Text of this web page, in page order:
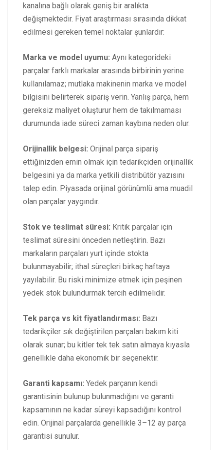
kanalına bağlı olarak geniş bir aralıkta
değişmektedir. Fiyat araştırması sırasında dikkat
edilmesi gereken temel noktalar şunlardır:
Marka ve model uyumu: Aynı kategorideki
parçalar farklı markalar arasında birbirinin yerine
kullanılamaz; mutlaka makinenin marka ve model
bilgisini belirterek sipariş verin. Yanlış parça, hem
gereksiz maliyet oluşturur hem de takılmaması
durumunda iade süreci zaman kaybına neden olur.
Orijinallik belgesi: Orijinal parça sipariş
ettiğinizden emin olmak için tedarikçiden orijinallik
belgesini ya da marka yetkili distribütör yazısını
talep edin. Piyasada orijinal görünümlü ama muadil
olan parçalar yaygındır.
Stok ve teslimat süresi: Kritik parçalar için
teslimat süresini önceden netleştirin. Bazı
markaların parçaları yurt içinde stokta
bulunmayabilir; ithal süreçleri birkaç haftaya
yayılabilir. Bu riski minimize etmek için peşinen
yedek stok bulundurmak tercih edilmelidir.
Tek parça vs kit fiyatlandırması: Bazı
tedarikçiler sık değiştirilen parçaları bakım kiti
olarak sunar; bu kitler tek tek satın almaya kıyasla
genellikle daha ekonomik bir seçenektir.
Garanti kapsamı: Yedek parçanın kendi
garantisinin bulunup bulunmadığını ve garanti
kapsamının ne kadar süreyi kapsadığını kontrol
edin. Orijinal parçalarda genellikle 3–12 ay parça
garantisi sunulur.